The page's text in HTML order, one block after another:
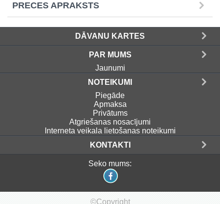
PRECES APRAKSTS
DĀVANU KARTES
PAR MUMS
Jaunumi
NOTEIKUMI
Piegāde
Apmaksa
Privātums
Atgriešanas nosacījumi
Interneta veikala lietošanas noteikumi
KONTAKTI
Seko mums:
©Copyright